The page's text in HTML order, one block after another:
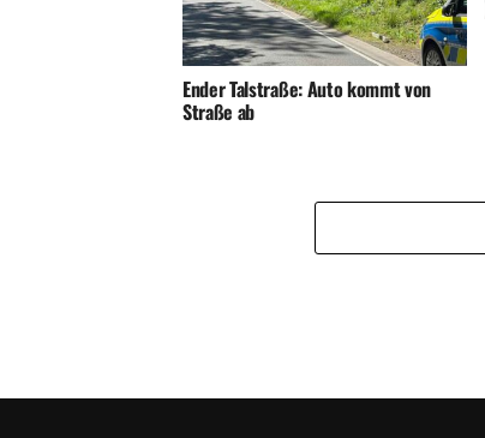
Ender Talstraße: Auto kommt von
Straße ab